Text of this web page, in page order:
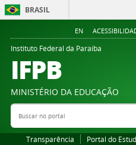
BRASIL
EN
Instituto Federal da Paraiba
IFPB
MINISTÉRIO DA EDUCAÇÃO
Buscar no portal
Transparência Portal do